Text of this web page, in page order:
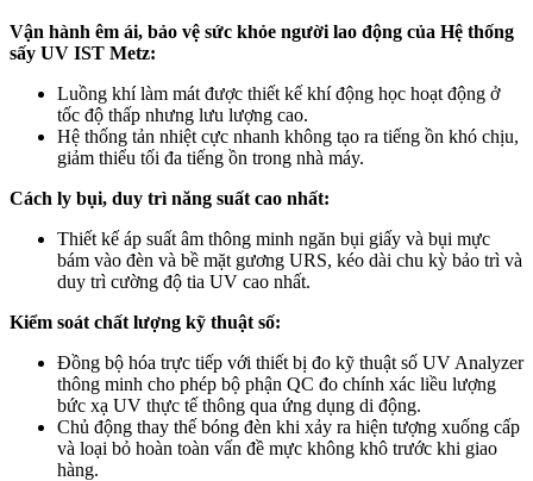
Vận hành êm ái, bảo vệ sức khỏe người lao động của Hệ thống
sấy UV IST Metz:
Luồng khí làm mát được thiết kế khí động học hoạt động ở
tốc độ thấp nhưng lưu lượng cao.
Hệ thống tản nhiệt cực nhanh không tạo ra tiếng ồn khó chịu,
giảm thiểu tối đa tiếng ồn trong nhà máy.
Cách ly bụi, duy trì năng suất cao nhất:
Thiết kế áp suất âm thông minh ngăn bụi giấy và bụi mực
bám vào đèn và bề mặt gương URS, kéo dài chu kỳ bảo trì và
duy trì cường độ tia UV cao nhất.
Kiểm soát chất lượng kỹ thuật số:
Đồng bộ hóa trực tiếp với thiết bị đo kỹ thuật số UV Analyzer
thông minh cho phép bộ phận QC đo chính xác liều lượng
bức xạ UV thực tế thông qua ứng dụng di động.
Chủ động thay thế bóng đèn khi xảy ra hiện tượng xuống cấp
và loại bỏ hoàn toàn vấn đề mực không khô trước khi giao
hàng.